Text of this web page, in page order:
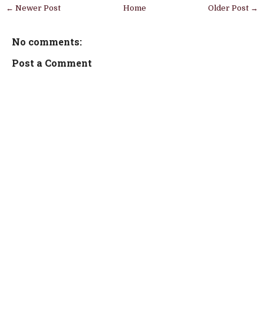
← Newer Post Older Post →
Home
No comments:
Post a Comment